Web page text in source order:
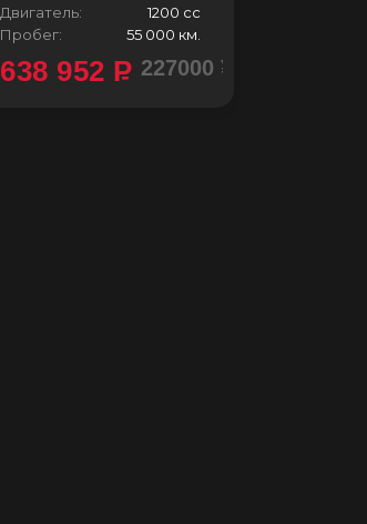
Двигатель:
1200 сс
Пробег:
55 000 км.
638 952 P 227000 ¥